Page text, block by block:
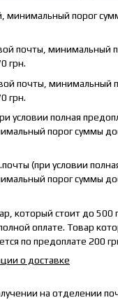
минимальный порог
почты, минимальный
грн.
почты, минимальный
грн.
условии полная
порог суммы
(при условии
порог суммы
который стоит до 500
оплате. Товар
по предоплате 200
о доставке
на отделении